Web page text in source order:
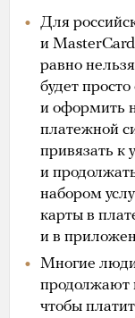
Для
и
равно
будет
и оформить
платежной
привязать к
и
набором
карты в
и в
Многие
продолжают
чтобы